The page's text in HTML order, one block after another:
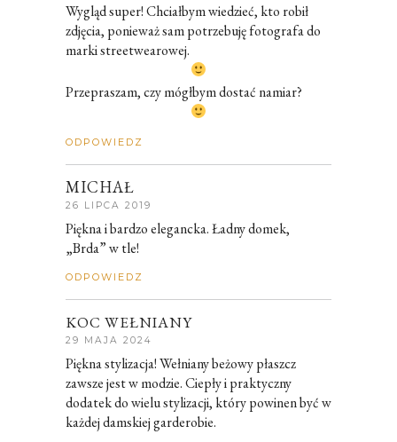
Wygląd super! Chciałbym wiedzieć, kto robił
zdjęcia, ponieważ sam potrzebuję fotografa do
marki streetwearowej.
Przepraszam, czy mógłbym dostać namiar?
ODPOWIEDZ
MICHAŁ
26 LIPCA 2019
Piękna i bardzo elegancka. Ładny domek,
„Brda” w tle!
ODPOWIEDZ
KOC WEŁNIANY
29 MAJA 2024
Piękna stylizacja! Wełniany beżowy płaszcz
zawsze jest w modzie. Ciepły i praktyczny
dodatek do wielu stylizacji, który powinen być w
każdej damskiej garderobie.